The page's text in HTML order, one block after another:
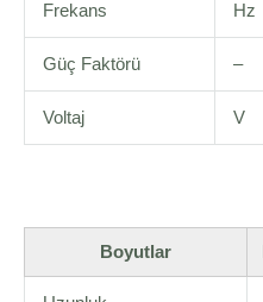
Frekans Hz
Güç Faktörü –
Voltaj V
Boyutlar